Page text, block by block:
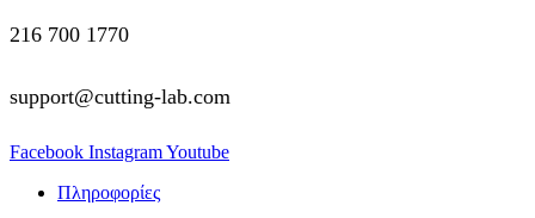
216 700 1770
support@cutting-lab.com
Facebook InstagramYoutube
Πληροφορίες